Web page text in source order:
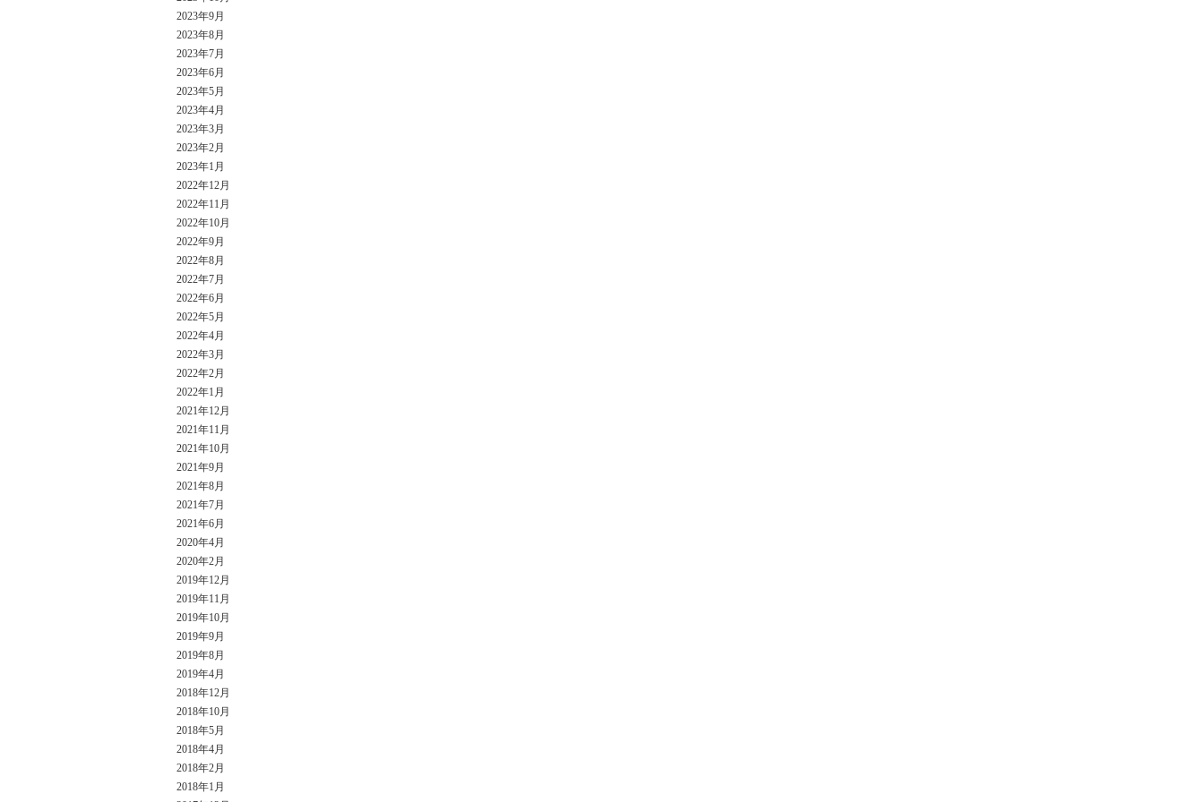
2023年9月
2023年8月
2023年7月
2023年6月
2023年5月
2023年4月
2023年3月
2023年2月
2023年1月
2022年12月
2022年11月
2022年10月
2022年9月
2022年8月
2022年7月
2022年6月
2022年5月
2022年4月
2022年3月
2022年2月
2022年1月
2021年12月
2021年11月
2021年10月
2021年9月
2021年8月
2021年7月
2021年6月
2020年4月
2020年2月
2019年12月
2019年11月
2019年10月
2019年9月
2019年8月
2019年4月
2018年12月
2018年10月
2018年5月
2018年4月
2018年2月
2018年1月